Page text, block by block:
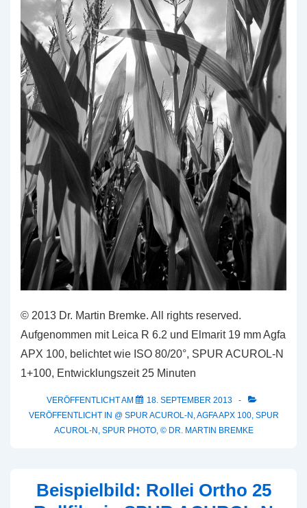
© 2013 Dr. Martin Bremke. All rights reserved.
Aufgenommen mit Leica R 6.2 und Elmarit 19 mm Agfa
APX 100, belichtet wie ISO 80/20°, SPUR ACUROL-N
1+100, Entwicklungszeit 25 Minuten
VERÖFFENTLICHT AM
18. SEPTEMBER 2013
VERÖFFENTLICHT IN @ SPUR ACUROL-N ,AGFA APX 100, SPUR
ACUROL-N , SPUR PHOTO, © DR. MARTIN BREMKE
Beispielbild: Rollei Ortho 25